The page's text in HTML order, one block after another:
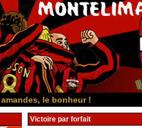
le bonheur !
Victoire par forfait